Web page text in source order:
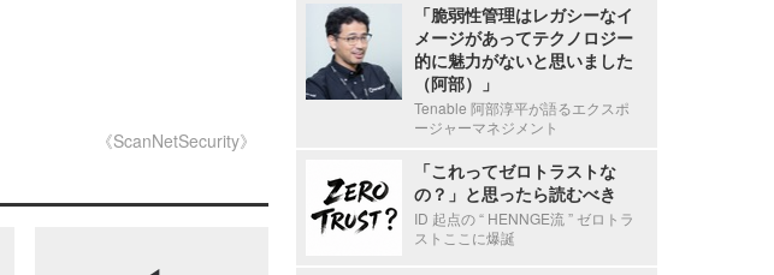
《ScanNetSecurity》
「脆弱性管理はレガシーなイ
メージがあってテクノロジー
的に魅力がないと思いました
（阿部）」
Tenable 阿部淳平が語るエクスポ
ージャーマネジメント
「これってゼロトラストな
の？」と思ったら読むべき
ID 起点の “ HENNGE流 ” ゼロトラ
ストここに爆誕